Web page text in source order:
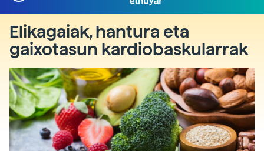
Elikagaiak, hantura eta
gaixotasun kardiobaskularrak